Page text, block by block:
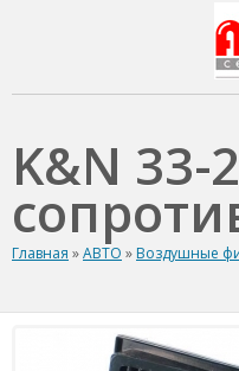
K&N
Главная »АВТО » Воздушные